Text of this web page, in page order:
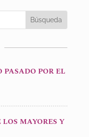
POR EL
MAYORES Y